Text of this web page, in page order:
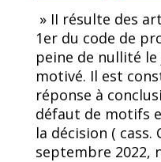
» II résulte des
1er du code de
peine de nullité
motivé. Il est
réponse à
défaut de motifs
la décision ( cass.
septembre 2022,